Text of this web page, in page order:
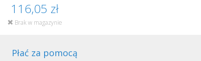
116,05 zł
Brak w magazynie
Płać za pomocą